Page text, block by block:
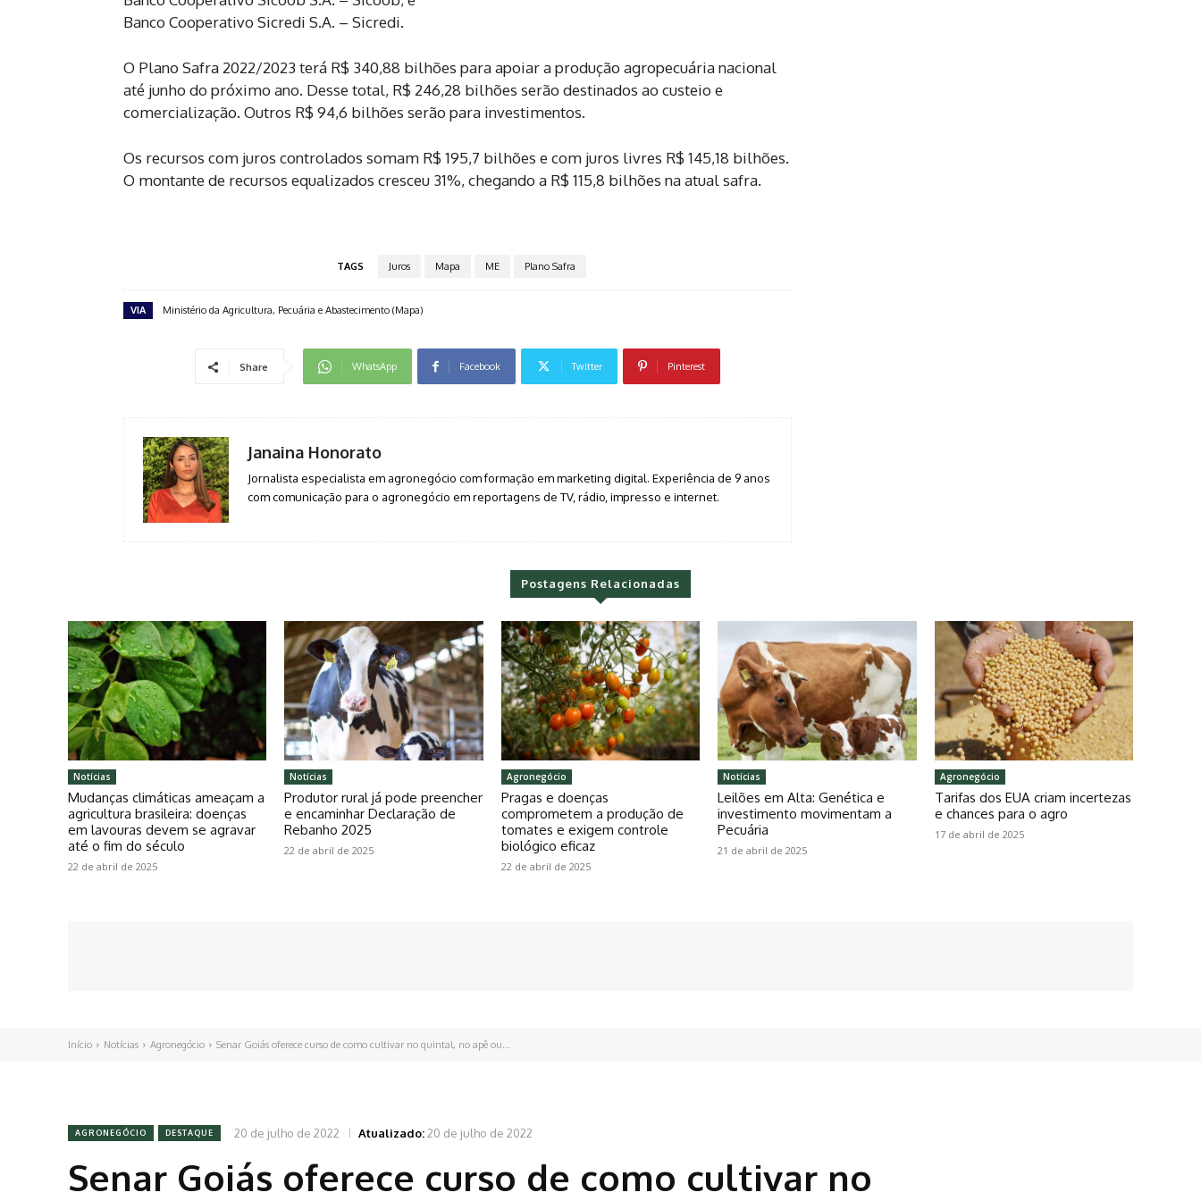
Banco Cooperativo Sicredi S.A. – Sicredi.
O Plano Safra 2022/2023 terá R$ 340,88 bilhões para apoiar a produção agropecuária nacional
até junho do próximo ano. Desse total, R$ 246,28 bilhões serão destinados ao custeio e
comercialização. Outros R$ 94,6 bilhões serão para investimentos.
Os recursos com juros controlados somam R$ 195,7 bilhões e com juros livres R$ 145,18 bilhões.
O montante de recursos equalizados cresceu 31%, chegando a R$ 115,8 bilhões na atual safra.
TAGS Juros Mapa ME Plano Safra
VIA Ministério da Agricultura, Pecuária e Abastecimento (Mapa)
Share WhatsApp Facebook Twitter Pinterest
Janaina Honorato
Jornalista especialista em agronegócio com formação em marketing digital. Experiência de 9 anos
com comunicação para o agronegócio em reportagens de TV, rádio, impresso e internet.
Postagens Relacionadas
Notícias
Mudanças climáticas ameaçam a
agricultura brasileira: doenças
em lavouras devem se agravar
até o fim do século
22 de abril de 2025
Notícias
Produtor rural já pode preencher
e encaminhar Declaração de
Rebanho 2025
22 de abril de 2025
Agronegócio
Pragas e doenças
comprometem a produção de
tomates e exigem controle
biológico eficaz
22 de abril de 2025
Notícias
Leilões em Alta: Genética e
investimento movimentam a
Pecuária
21 de abril de 2025
Agronegócio
Tarifas dos EUA criam incertezas
e chances para o agro
17 de abril de 2025